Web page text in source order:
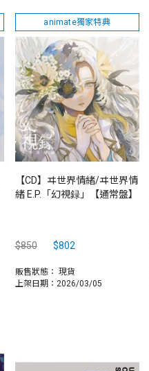
animate獨家特典
【CD】ヰ世界情緒/ヰ世界情
緒 E.P.「幻視録」【通常盤】
$850 $802
販售狀態： 現貨
上架日期：2026/03/05